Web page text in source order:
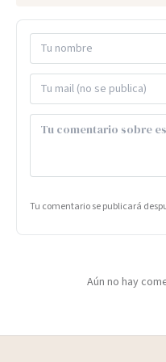
Tu comentario se publicará
Aún no hay